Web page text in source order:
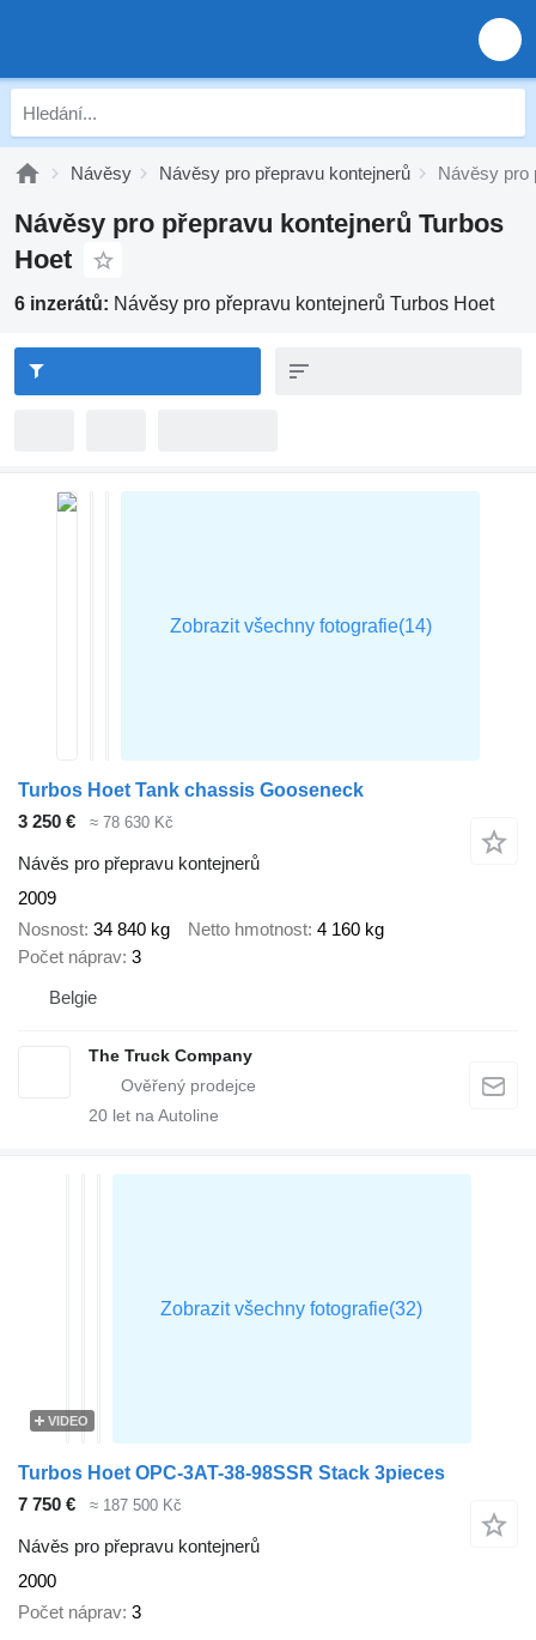
Návěsy Návěsy pro přepravu kontejnerů Návěsy pro
Návěsy pro přepravu kontejnerů Turbos
Hoet
6 inzerátů: Návěsy pro přepravu kontejnerů Turbos Hoet
Turbos Hoet Tank chassis Gooseneck
3 250 €
≈ 78 630 Kč
Návěs pro přepravu kontejnerů
2009
Nosnost 34 840 kg Netto hmotnost 4 160 kg
Počet náprav 3
Belgie
The Truck Company
20 let na Autoline
VIDEO
Turbos Hoet OPC-3AT-38-98SSR Stack 3pieces
7 750 €
≈ 187 500 Kč
Návěs pro přepravu kontejnerů
2000
Počet náprav 3